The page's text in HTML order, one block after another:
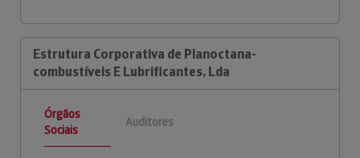
Estrutura Corporativa de Planoctana-
combustíveis E Lubrificantes, Lda
Órgãos
Sociais
Auditores